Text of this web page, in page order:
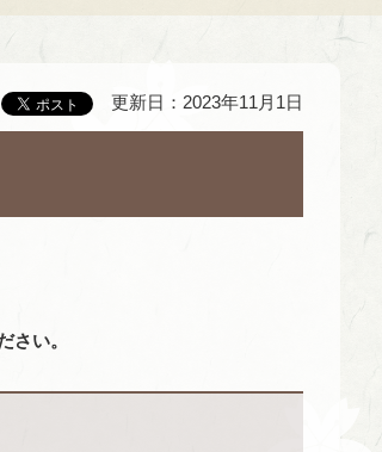
更新日：2023年11月1日
さい。